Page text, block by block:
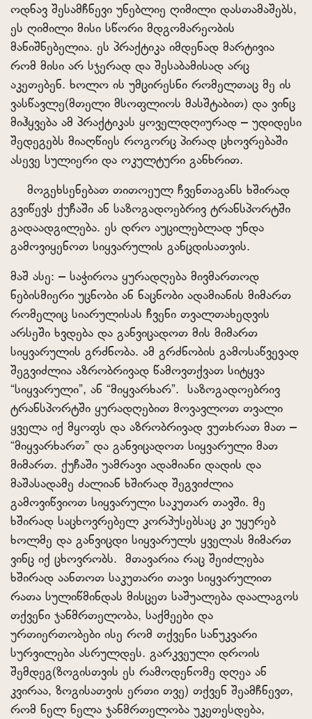
ოდნავ შესამჩნევი უნებლიე ღიმილი დასთამაშებს,
ეს ღიმილი მისი სწორი მდგომარეობის
მანიშნებელია. ეს პრაქტიკა იმდენად მარტივია
რომ მისი არ სჯერად და შესაბამისად არც
აკეთებენ. ხოლო ის უმცირესნი რომელთაც მე ის
ვასწავლე(მთელი მსოფლიოს მასშტაბით) და ვინც
მიჰყვება ამ პრაქტიკას ყოველდღიურად – უდიდესი
შედეგებს მიაღწიეს როგორც პირად ცხოვრებაში
ასევე სულიერი და ოკულტური განხრით.
მოგეხსენებათ თითოეულ ჩვენთაგანს ხშირად
გვიწევს ქუჩაში ან საზოგადოებრივ ტრანსპორტში
გადაადგილება. ეს დრო აუცილებლად უნდა
გამოვიყენოთ სიყვარულის განცდისათვის.
მაშ ასე: – საჭიროა ყურადღება მივმართოდ
ნებისმიერი უცნობი ან ნაცნობი ადამიანის მიმართ
რომელიც სიარულისას ჩვენი თვალთახედვის
არსეში ხვდება და განვიცადოთ მის მიმართ
სიყვარულის გრძნობა. ამ გრძნობის გამოსაწვევად
შეგვიძლია აზრობრივად წამოვთქვათ სიტყვა
“სიყვარული”, ან “მიყვარხარ”. საზოგადოებრივ
ტრანსპორტში ყურადღებით მოვავლოთ თვალი
ყველა იქ მყოფს და აზრობრივად ვუთხრათ მათ –
“მიყვარხართ” და განვიცადოთ სიყვარული მათ
მიმართ. ქუჩაში უამრავი ადამიანი დადის და
მაშასადამე ძალიან ხშირად შეგვიძლია
გამოვიწვიოთ სიყვარული საკუთარ თავში. მე
ხშირად საცხოვრებელ კორპუსებსაც კი უყურებ
ხოლმე და განვიცდი სიყვარულს ყველას მიმართ
ვინც იქ ცხოვრობს. მთავარია რაც შეიძლება
ხშირად აანთოთ საკუთარი თავი სიყვარულით
რათა სულიწმინდას მისცეთ საშუალება დაალაგოს
თქვენი ჯანმრთელობა, საქმეები და
ურთიერთობები ისე რომ თქვენი სანუკვარი
სურვილები ასრულდეს. გარკვეული დროის
შემდეგ(ზოგისთვის ეს რამოდენომე დღეა ან
კვირაა, ზოგისათვის ერთი თვე) თქვენ შეამჩნევთ,
რომ ნელ ნელა ჯანმრთელობა უკეთესდება,